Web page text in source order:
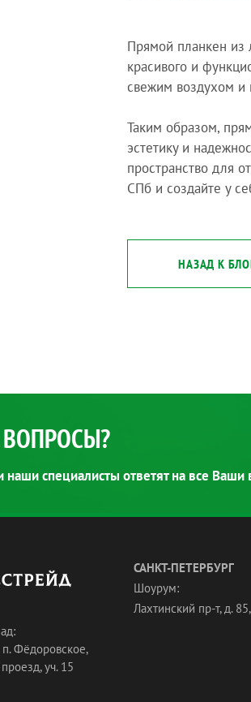
Прямой планкен из
красивого и
свежим воздухом и
Таким образом,
эстетику и
пространство для
СПб и создайте у
НАЗАД К
наши специалисты ответят на все Ваши
Фёдоровское,
уч. 15
САНКТ-ПЕТЕРБУРГ
Шоурум:
Лахтинский пр-т, д.